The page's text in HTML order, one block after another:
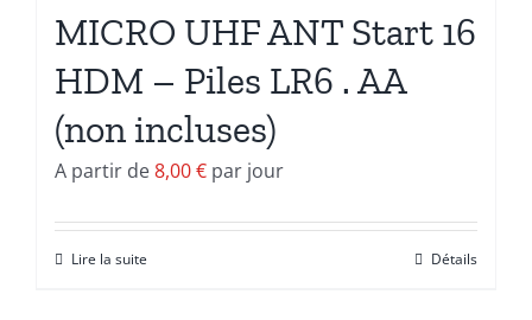
MICRO UHF ANT Start 16
HDM – Piles LR6 . AA
(non incluses)
A partir de8,00€ par jour
Lire la suite Détails